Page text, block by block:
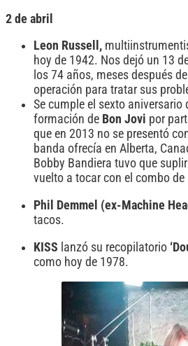
2 de abril
Leon Russell,
hoy de 1942. Nos dejó un 13
los 74 años, meses después
operación para tratar sus
Se cumple el sexto aniversario
formación de Bon Jovi por
que en 2013 no se presentó
banda ofrecía en Alberta,
Bobby Bandiera tuvo que
vuelto a tocar con el combo de
Phil Demmel (ex-Machine
tacos.
KISS lanzó su recopilatorio
como hoy de 1978.